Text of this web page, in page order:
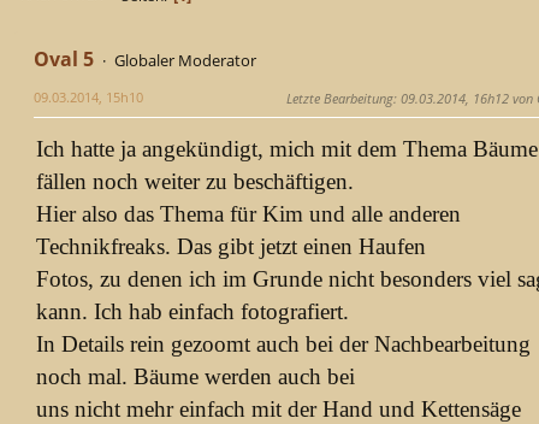
Oval 5 Globaler Moderator
09.03.2014, 15h10 Letzte Bearbeitung: 09.03.2014, 16h12 von
Ich hatte ja angekündigt, mich mit dem Thema Bäume
fällen noch weiter zu beschäftigen.
Hier also das Thema für Kim und alle anderen
Technikfreaks. Das gibt jetzt einen Haufen
Fotos, zu denen ich im Grunde nicht besonders viel
kann. Ich hab einfach fotografiert.
In Details rein gezoomt auch bei der Nachbearbeitung
noch mal. Bäume werden auch bei
uns nicht mehr einfach mit der Hand und Kettensäge